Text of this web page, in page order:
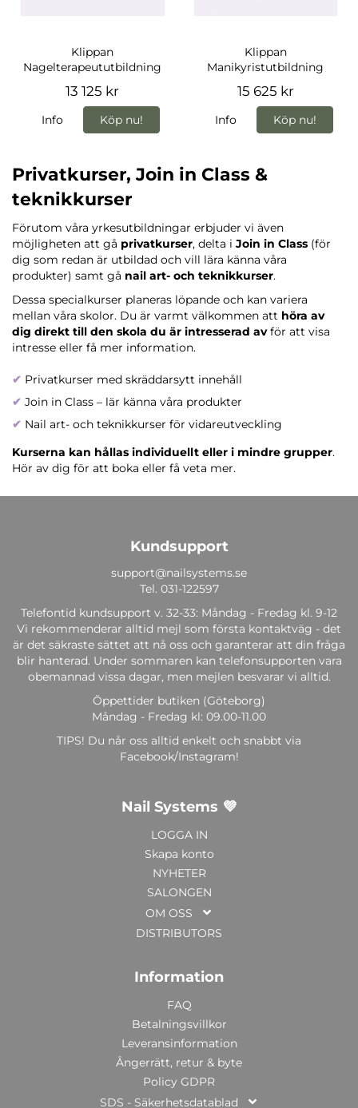
Klippan
Nagelterapeututbildning
13 125 kr
Info Köp nu!
Klippan
Manikyristutbildning
15 625 kr
Info Köp nu!
Privatkurser, Join in Class &
teknikkurser
Förutom våra yrkesutbildningar erbjuder vi även
möjligheten att gå privatkurser, delta i Join in Class (för
dig som redan är utbildad och vill lära känna våra
produkter) samt gå nail art- och teknikkurser.
Dessa specialkurser planeras löpande och kan variera
mellan våra skolor. Du är varmt välkommen att höra av
dig direkt till den skola du är intresserad avför att visa
intresse eller få mer information.
✔ Privatkurser med skräddarsytt innehåll
✔ Join in Class – lär känna våra produkter
✔ Nail art- och teknikkurser för vidareutveckling
Kurserna kan hållas individuellt eller i mindre grupper.
Hör av dig för att boka eller få veta mer.
Kundsupport
support@nailsystems.se
Tel. 031-122597
Telefontid kundsupport v. 32-33: Måndag - Fredag kl. 9-12
Vi rekommenderar alltid mejl som första kontaktväg - det
är det säkraste sättet att nå oss och garanterar att din fråga
blir hanterad. Under sommaren kan telefonsupporten vara
obemannad vissa dagar, men mejlen besvarar vi alltid.
Öppettider butiken (Göteborg)
Måndag - Fredag kl: 09.00-11.00
TIPS! Du når oss alltid enkelt och snabbt via
Facebook/Instagram!
Nail Systems 💜
LOGGA IN
Skapa konto
NYHETER
SALONGEN
OM OSS
DISTRIBUTORS
Information
FAQ
Betalningsvillkor
Leveransinformation
Ångerrätt, retur & byte
Policy GDPR
SDS - Säkerhetsdatablad